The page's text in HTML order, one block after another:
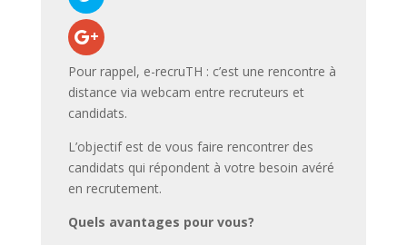
Pour rappel, e-recruTH : c’est une rencontre à
distance via webcam entre recruteurs et
candidats.
L’objectif est de vous faire rencontrer des
candidats qui répondent à votre besoin avéré
en recrutement.
Quels avantages pour vous?